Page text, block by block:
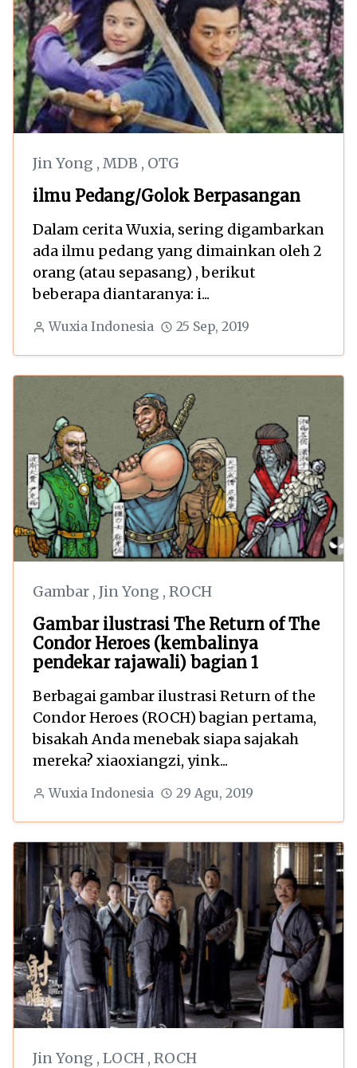
Jin Yong , MDB , OTG
ilmu Pedang/Golok Berpasangan
Dalam cerita Wuxia, sering digambarkan
ada ilmu pedang yang dimainkan oleh 2
orang (atau sepasang) , berikut
beberapa diantaranya: i...
Wuxia Indonesia 25 Sep, 2019
Gambar , Jin Yong , ROCH
Gambar ilustrasi The Return of The
Condor Heroes (kembalinya
pendekar rajawali) bagian 1
Berbagai gambar ilustrasi Return of the
Condor Heroes (ROCH) bagian pertama,
bisakah Anda menebak siapa sajakah
mereka? xiaoxiangzi, yink...
Wuxia Indonesia 29 Agu, 2019
Jin Yong , LOCH , ROCH